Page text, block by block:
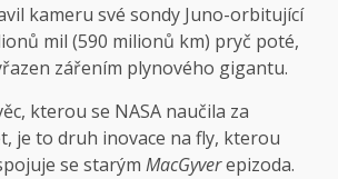
kameru své sondy Juno-orbitující
mil (590 milionů km) pryč poté,
zářením plynového gigantu.
kterou se NASA naučila za
je to druh inovace na fly, kterou
se starým MacGyverepizoda.